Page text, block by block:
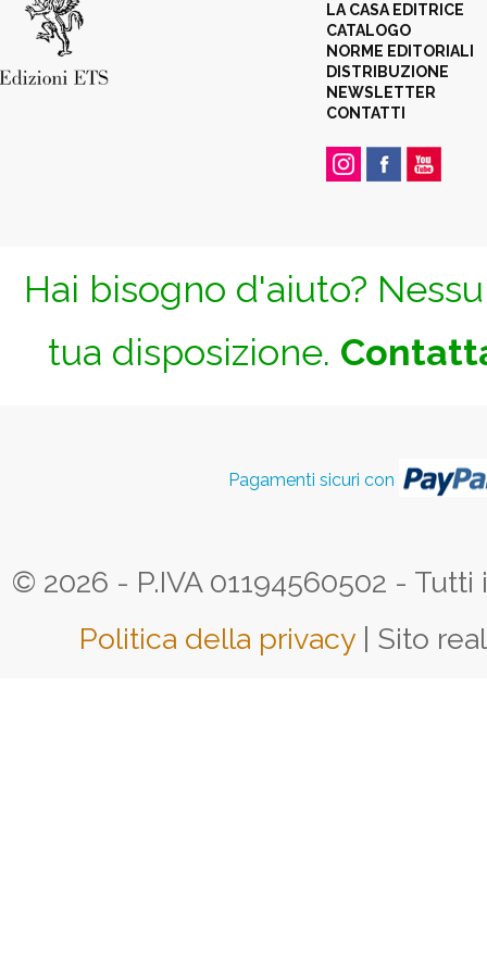
LA CASA EDITRICE
CATALOGO
NORME EDITORIALI
DISTRIBUZIONE
NEWSLETTER
CONTATTI
Hai bisogno d'aiuto?
tua disposizione.
Pagamenti sicuri con
© 2026 - P.IVA 01194560502 -
Politica della privacy | Sito